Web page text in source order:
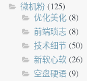
微机粉 (125)
优化美化 (8)
前端琐志 (8)
技术细节 (50)
新软心软 (26)
空盘硬语 (9)